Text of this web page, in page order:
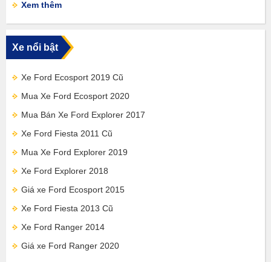
Xem thêm
Xe nổi bật
Xe Ford Ecosport 2019 Cũ
Mua Xe Ford Ecosport 2020
Mua Bán Xe Ford Explorer 2017
Xe Ford Fiesta 2011 Cũ
Mua Xe Ford Explorer 2019
Xe Ford Explorer 2018
Giá xe Ford Ecosport 2015
Xe Ford Fiesta 2013 Cũ
Xe Ford Ranger 2014
Giá xe Ford Ranger 2020